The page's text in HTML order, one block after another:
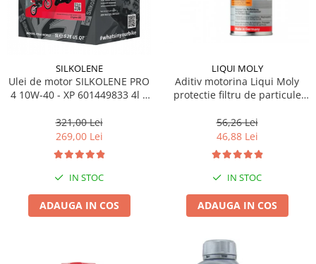
SILKOLENE
Ulei de motor SILKOLENE PRO
4 10W-40 - XP 601449833 4l +
321,00 Lei
269,00 Lei
IN STOC
ADAUGA IN COS
LIQUI MOLY
Aditiv motorina Liqui Moly
protectie filtru de particule
56,26 Lei
46,88 Lei
IN STOC
ADAUGA IN COS